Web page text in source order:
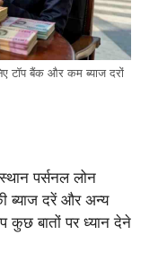
टॉप बैंक और कम ब्याज दरों
पर्सनल लोन
ब्याज दरें और अन्य
कुछ बातों पर ध्यान देने